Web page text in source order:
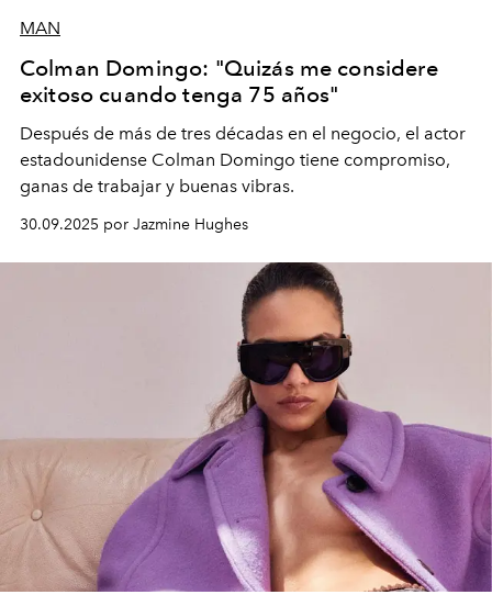
MAN
Colman Domingo: "Quizás me considere
exitoso cuando tenga 75 años"
Después de más de tres décadas en el negocio, el actor
estadounidense Colman Domingo tiene compromiso,
ganas de trabajar y buenas vibras.
30.09.2025 por Jazmine Hughes